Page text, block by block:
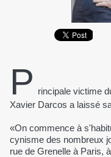
P rincipale victime
Xavier Darcos a laissé
«On commence à
cynisme des nombreux
rue de Grenelle à Paris,